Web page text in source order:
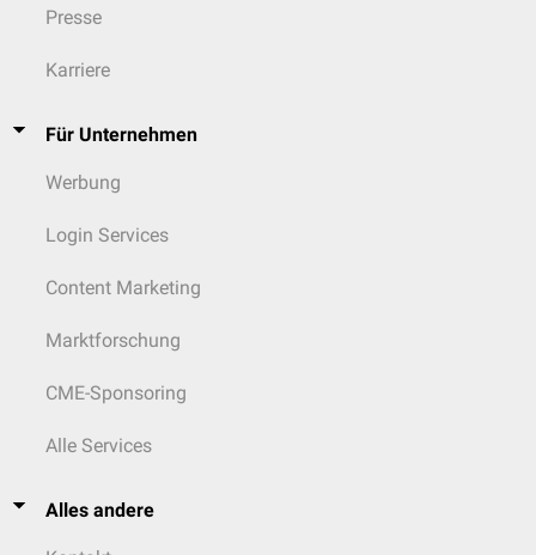
Presse
Karriere
Für Unternehmen
Werbung
Login Services
Content Marketing
Marktforschung
CME-Sponsoring
Alle Services
Alles andere